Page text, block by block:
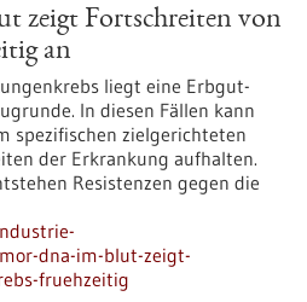
zeigt Fortschreiten von
an
liegt eine Erbgut-
In diesen Fällen kann
spezifischen zielgerichteten
der Erkrankung aufhalten.
Resistenzen gegen die
dna-im-blut-zeigt-
fruehzeitig